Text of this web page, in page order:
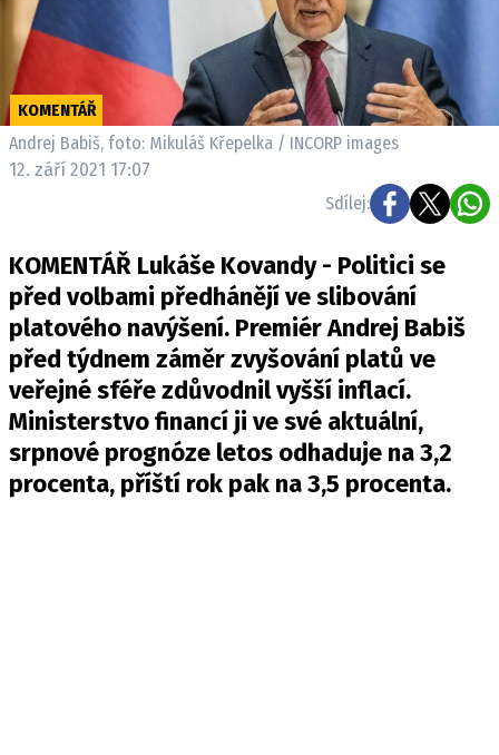
Máte příběh, fotku nebo video?
Pošlete e-mail na newsbox.cz
ETICKÝ KODEX
INZERCE
OSOBNÍ ÚDAJE / COOKIES
VOLNÁ MÍSTA
Provozovatelem serveru newsbox.cz je
INCORP MEDIA GROUP s.r.o., IČ: 118 23 054
KOMENTÁŘ
Andrej Babiš, foto: Mikuláš Křepelka / INCORP images
12. září 2021 17:07
Sdílej:
KOMENTÁŘ Lukáše Kovandy - Politici se
před volbami předhánějí ve slibování
platového navýšení. Premiér Andrej Babiš
před týdnem záměr zvyšování platů ve
veřejné sféře zdůvodnil vyšší inflací.
Ministerstvo financí ji ve své aktuální,
srpnové prognóze letos odhaduje na 3,2
procenta, příští rok pak na 3,5 procenta.